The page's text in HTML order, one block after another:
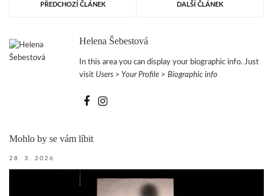
PŘEDCHOZÍ ČLÁNEK DALŠÍ ČLÁNEK
Helena Šebestová
In this area you can display your biographic info. Just
visit Users > Your Profile > Biographic info
Mohlo by se vám líbit
28. 3. 2026